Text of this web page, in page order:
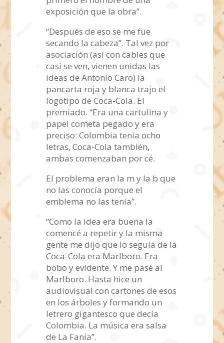
exposición que la obra”.
“Después de eso se me fue
secando la cabeza”. Tal vez por
asociación (así con cables que
casi se ven, vienen unidas las
ideas de Antonio Caro) la
pancarta roja y blanca trajo el
logotipo de Coca-Cola. El
premiado. “Era una cartulina y
papel cometa pegado y era
preciso: Colombia tenía ocho
letras, Coca-Cola también,
ambas comenzaban por cé.
El problema eran la m y la b que
no las conocía porque el
emblema no las tenía”.
“Como la idea era buena la
comencé a repetir y la misma
gente me dijo que lo seguía de la
Coca-Cola era Marlboro. Era
bobo y evidente. Y me pasé al
Marlboro. Hasta hice un
audiovisual con cartones de esos
en los árboles y formando un
letrero gigantesco que decía
Colombia. La música era salsa
de La Fania”.